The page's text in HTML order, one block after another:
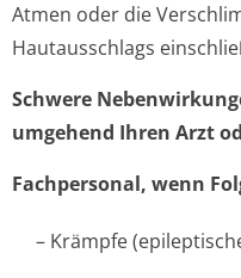
Atmen oder die
Hautausschlags
Schwere
umgehend Ihren Arzt
Fachpersonal, wenn
– Krämpfe